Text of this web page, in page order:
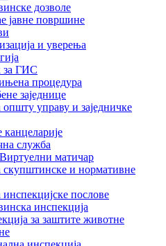
дозволе
јавне површине
и уверења
за ГИС
процедура
заједнице
управу и заједничке
служба
Виртуелни матичар
и нормативне
послове
инспекција
за заштите животне